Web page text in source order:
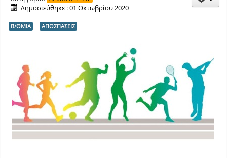
Δημοσιεύθηκε : 01 Οκτωβρίου 2020
Β/ΘΜΙΑ ΑΠΟΣΠΑΣΕΙΣ